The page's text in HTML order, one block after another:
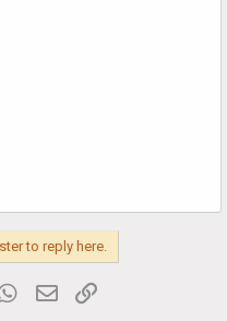
to reply here.
WhatsApp
Email